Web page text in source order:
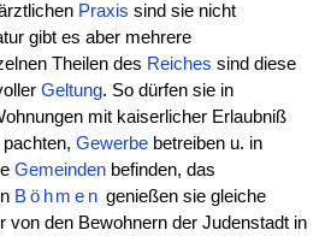
Praxis sind sie nicht
gibt es aber mehrere
Theilen des Reiches sind diese
Geltung. So dürfen sie in
mit kaiserlicher Erlaubniß
Gewerbebetreiben u. in
Gemeindenbefinden, das
Böhmen genießen sie gleiche
von den Bewohnern der Judenstadt in